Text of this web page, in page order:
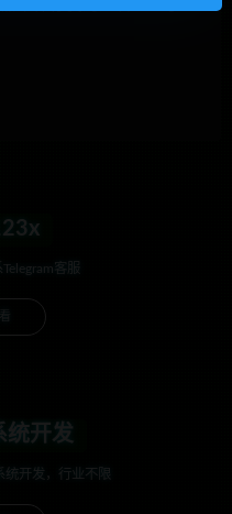
客服
统开发
统开发，行业不限